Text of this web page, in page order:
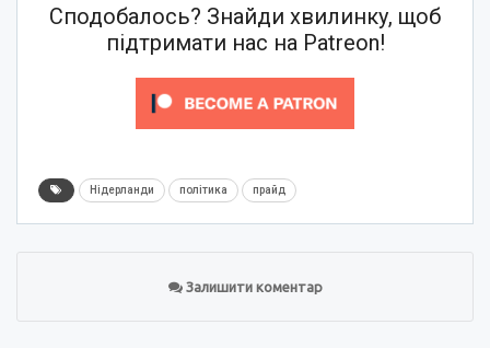
Сподобалось? Знайди хвилинку, щоб
підтримати нас на Patreon!
Нідерланди політика прайд
Залишити коментар